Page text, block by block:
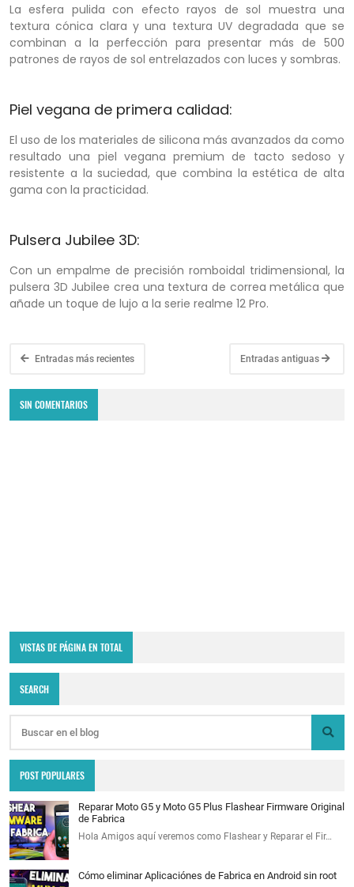
La esfera pulida con efecto rayos de sol muestra una
textura cónica clara y una textura UV degradada que se
combinan a la perfección para presentar más de 500
patrones de rayos de sol entrelazados con luces y sombras.
Piel vegana de primera calidad:
El uso de los materiales de silicona más avanzados da como
resultado una piel vegana premium de tacto sedoso y
resistente a la suciedad, que combina la estética de alta
gama con la practicidad.
Pulsera Jubilee 3D:
Con un empalme de precisión romboidal tridimensional, la
pulsera 3D Jubilee crea una textura de correa metálica que
añade un toque de lujo a la serie realme 12 Pro.
Entradas más recientes Entradas antiguas
SIN COMENTARIOS
VISTAS DE PÁGINA EN TOTAL
SEARCH
POST POPULARES
Reparar Moto G5 y Moto G5 Plus Flashear Firmware Original
de Fabrica
Hola Amigos aquí veremos como Flashear y Reparar el Fir…
Cómo eliminar Aplicaciónes de Fabrica en Android sin root